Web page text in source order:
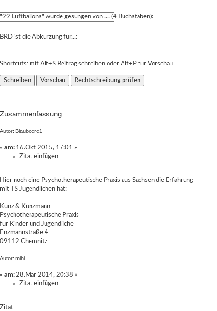
"99 Luftballons" wurde gesungen von .... (4 Buchstaben):
BRD ist die Abkürzung für...:
Shortcuts: mit Alt+S Beitrag schreiben oder Alt+P für Vorschau
Zusammenfassung
Autor: Blaubeere1
« am: 16.Okt 2015, 17:01 »
Zitat einfügen
Hier noch eine Psychotherapeutische Praxis aus Sachsen die Erfahrung
mit TS Jugendlichen hat:
Kunz & Kunzmann
Psychotherapeutische Praxis
für Kinder und Jugendliche
Enzmannstraße 4
09112 Chemnitz
Autor: mihi
« am: 28.Mär 2014, 20:38 »
Zitat einfügen
Zitat